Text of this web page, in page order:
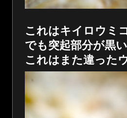
これはキイロウミ
でも突起部分が黒
これはまた違った